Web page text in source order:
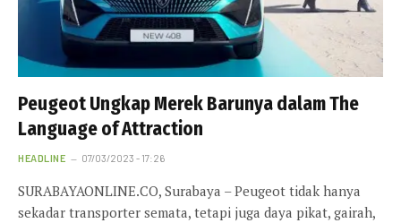
Peugeot Ungkap Merek Barunya dalam The
Language of Attraction
HEADLINE 07/03/2023 - 17:26
SURABAYAONLINE.CO, Surabaya – Peugeot tidak hanya
sekadar transporter semata, tetapi juga daya pikat, gairah,